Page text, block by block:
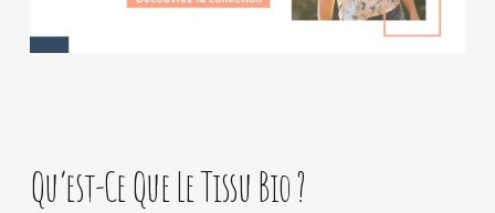
Qu’est-Ce Que Le Tissu Bio ?